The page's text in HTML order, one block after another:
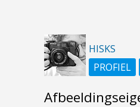
HISKS
PROFIEL